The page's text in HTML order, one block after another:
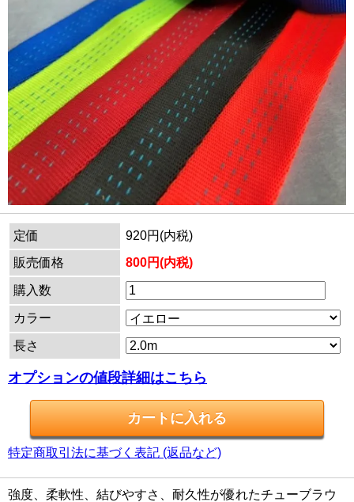
定価
920円(内税)
販売価格
800円(内税)
購入数
カラー
長さ
オプションの値段詳細はこちら
特定商取引法に基づく表記 (返品など)
強度、柔軟性、結びやすさ、耐久性が優れたチューブラウ